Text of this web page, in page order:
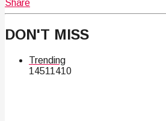
Share
DON'T MISS
Trending
14511410